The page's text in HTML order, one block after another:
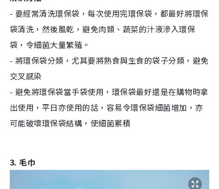
- 要經常清洗環保袋，每次使用完環保袋，都最好將環保
袋清洗，然後風乾，避免肉類、蔬菜的汁液滲入環保
袋，令細菌大量繁殖。
- 將環保袋分類，尤其要將熟食與生食的袋子分類，避免
交叉感染
- 避免將環保袋當手袋使用，環保袋最好還是在購物時拿
出使用，平日亦使用的話，容易令環保袋細菌增加，亦
可能破壞環保袋結構，使細菌累積
3. 毛巾